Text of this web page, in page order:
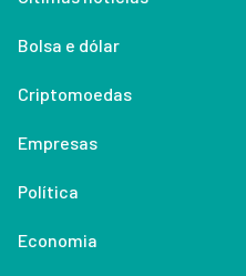
Bolsa e dólar
Criptomoedas
Empresas
Política
Economia